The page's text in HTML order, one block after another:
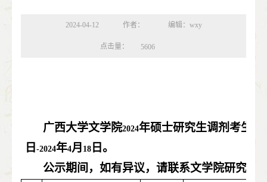
2024-04-12 作者： 编辑：wxy
点击量： 5606
广西大学文学院2024年硕士研究生调剂考生
日 -2024年4月 18 日。
公示期间，如有异议，请联系文学院研究生